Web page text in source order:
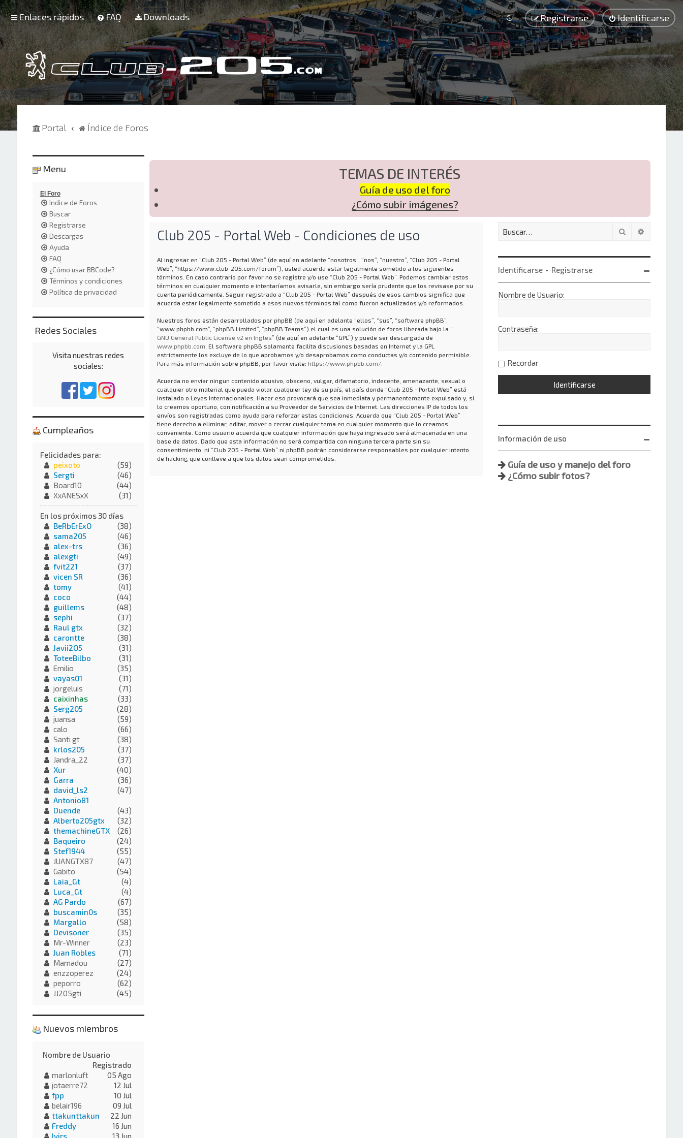
Enlaces rápidos FAQ Downloads Identificarse
Registrarse
Portal Índice de Foros
TEMAS DE INTERÉS
Guía de uso del foro
¿Cómo subir imágenes?
Club 205 - Portal Web - Condiciones de uso
Al ingresar en “Club 205 - Portal Web” (de aquí en adelante “nosotros”, “nos”, “nuestro”, “Club 205 - Portal
Web”, “https://www.club-205.com/forum”), usted acuerda estar legalmente sometido a los siguientes
términos. En caso contrario por favor no se registre y/o use “Club 205 - Portal Web”. Podemos cambiar estos
términos en cualquier momento e intentaríamos avisarle, sin embargo sería prudente que los revisase por su
cuenta periódicamente. Seguir registrado a “Club 205 - Portal Web” después de esos cambios significa que
acuerda estar legalmente sometido a esos nuevos términos tal como fueron actualizados y/o reformados.
Nuestros foros están desarrollados por phpBB (de aquí en adelante “ellos”, “sus”, “software phpBB”,
“www.phpbb.com”, “phpBB Limited”, “phpBB Teams”) el cual es una solución de foros liberada bajo la “
GNU General Public License v2 en Ingles” (de aquí en adelante “GPL”) y puede ser descargada de
www.phpbb.com . El software phpBB solamente facilita discusiones basadas en Internet y la GPL
estrictamente los excluye de lo que aprobamos y/o desaprobamos como conductas y/o contenido permisible.
Para más información sobre phpBB, por favor visite: https://www.phpbb.com/.
Acuerda no enviar ningun contenido abusivo, obsceno, vulgar, difamatorio, indecente, amenazante, sexual o
cualquier otro material que pueda violar cualquier ley de su país, el país donde “Club 205 - Portal Web” está
instalado o Leyes Internacionales. Hacer eso provocará que sea inmediata y permanentemente expulsado y, si
lo creemos oportuno, con notificación a su Proveedor de Servicios de Internet. Las direcciones IP de todos los
envíos son registradas como ayuda para reforzar estas condiciones. Acuerda que “Club 205 - Portal Web”
tiene derecho a eliminar, editar, mover o cerrar cualquier tema en cualquier momento que lo creamos
conveniente. Como usuario acuerda que cualquier información que haya ingresado será almacenada en una
base de datos. Dado que esta información no será compartida con ninguna tercera parte sin su
consentimiento, ni “Club 205 - Portal Web” ni phpBB podrán considerarse responsables por cualquier intento
de hacking que conlleve a que los datos sean comprometidos.
Buscar
Identificarse • Registrarse
Nombre de Usuario:
Contraseña:
Recordar
Información de uso
Guía de uso y manejo del foro
¿Cómo subir fotos?
Menu
El Foro
Indice de Foros
Buscar
Registrarse
Descargas
Ayuda
FAQ
¿Cómo usar BBCode?
Términos y condiciones
Política de privacidad
Redes Sociales
Visita nuestras redes
sociales:
Cumpleaños
Felicidades para:
peixoto
(59)
Sergti
(46)
Board10
(44)
XxANESxX
(31)
En los próximos 30 días
BeRbErExO
(38)
sama205
(46)
alex-trs
(36)
alexgti
(49)
fvit221
(37)
vicen SR
(36)
tomy
(41)
coco
(44)
guillems
(48)
sephi
(37)
Raul gtx
(32)
carontte
(38)
Javii2O5
(31)
ToteeBilbo
(31)
Emilio
(35)
vayas01
(31)
jorgeluis
(71)
caixinhas
(33)
Serg205
(28)
juansa
(59)
calo
(66)
Santi gt
(38)
krlos205
(37)
Jandra_22
(37)
Xur
(40)
Garra
(36)
david_ls2
(47)
Antonio81
Duende
(43)
Alberto205gtx
(32)
themachineGTX
(26)
Baqueiro
(24)
Stef1944
(55)
JUANGTX87
(47)
Gabito
(54)
Laia_Gt
(4)
Luca_Gt
(4)
AG Pardo
(67)
buscamin0s
(35)
Margallo
(58)
Devisoner
(35)
Mr-Winner
(23)
Juan Robles
(71)
Mamadou
(27)
enzzoperez
(24)
peporro
(62)
JJ205gti
(45)
Nuevos miembros
Nombre de Usuario
Registrado
marlonluft
05 Ago
jotaerre72
12 Jul
fpp
10 Jul
belair196
09 Jul
ttakunttakun
22 Jun
Freddy
16 Jun
Ivirs
13 Jun